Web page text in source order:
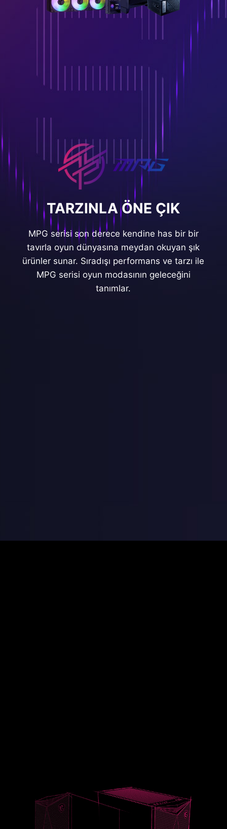
TARZINLA ÖNE ÇIK
MPG serisi son derece kendine has bir bir
tavırla oyun dünyasına meydan okuyan şık
ürünler sunar. Sıradışı performans ve tarzı ile
MPG serisi oyun modasının geleceğini
tanımlar.